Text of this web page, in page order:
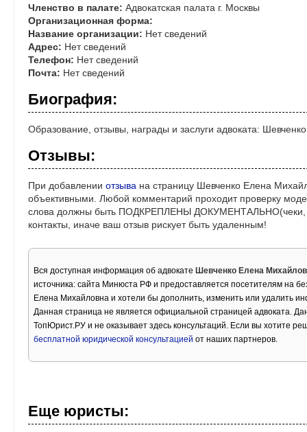
Членство в палате: Адвокатская палата г. Москвы
Организационная форма:
Название организации: Нет сведений
Адрес: Нет сведений
Телефон: Нет сведений
Почта: Нет сведений
Биография:
Образование, отзывы, награды и заслуги адвоката:
Отзывы:
При добавлении отзыва на страницу Шевченко Елена
объективными. Любой комментарий проходит проверку
слова должны быть ПОДКРЕПЛЕНЫ ДОКУМЕНТАЛЬНО(чеки,
контакты, иначе ваш отзыв рискует быть удаленным!
Вся доступная информация об адвокате Шевченко Елена
источника: сайта Минюста РФ и предоставляется посетителям на
Елена Михайловна и хотели бы дополнить, изменить или удалить
Данная страница не является официальной страницей адвоката.
ТопЮрист.РУ и не оказывает здесь консультаций. Если вы хотите
бесплатной юридической консультацией от наших партнеров.
Еще юристы: